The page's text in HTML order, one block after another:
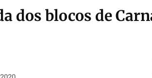
dos blocos de